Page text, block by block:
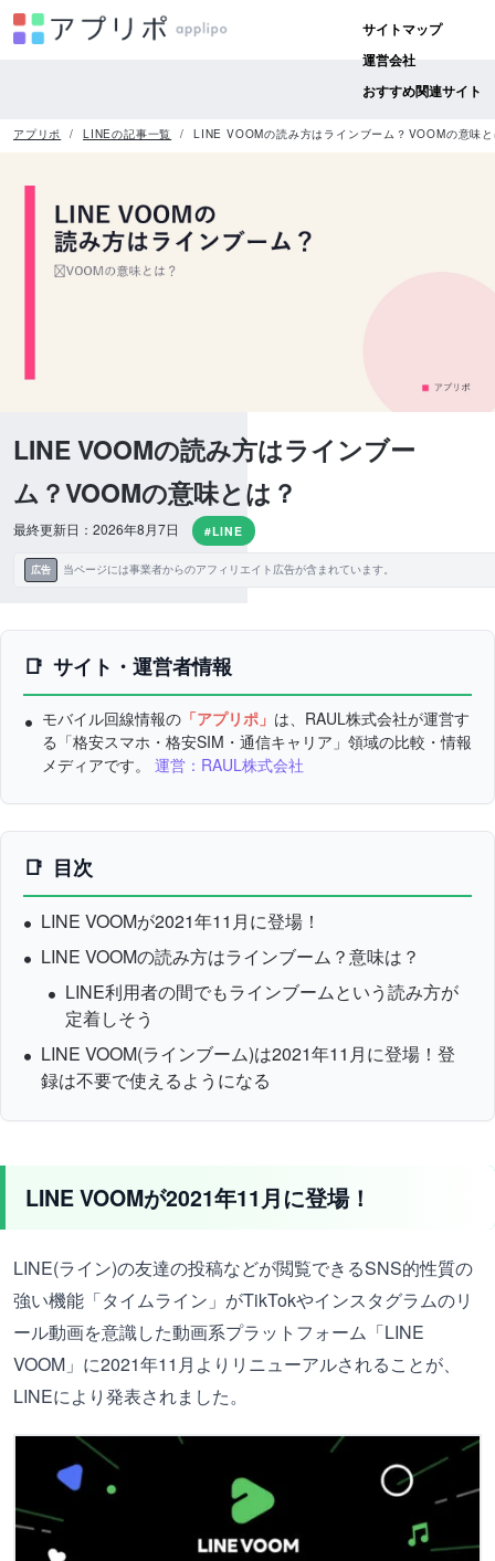
サイトマップ
運営会社
おすすめ関連サイト
アプリポ LINEの記事一覧 LINE VOOMの読み方はラインブーム？VOOMの意味
LINE VOOMの読み方はラインブー
ム？VOOMの意味とは？
最終更新日：2026年8月7日 #LINE
広告 当ページには事業者からのアフィリエイト広告が含まれています。
サイト・運営者情報
モバイル回線情報の 「アプリポ」 は、RAUL株式会社が運営す
る「格安スマホ・格安SIM・通信キャリア」領域の比較・情報
メディアです。 運営：RAUL株式会社
目次
LINE VOOMが2021年11月に登場！
LINE VOOMの読み方はラインブーム？意味は？
LINE利用者の間でもラインブームという読み方が
定着しそう
LINE VOOM(ラインブーム)は2021年11月に登場！登
録は不要で使えるようになる
LINE VOOMが2021年11月に登場！
LINE(ライン)の友達の投稿などが閲覧できるSNS的性質の
強い機能「タイムライン」がTikTokやインスタグラムのリ
ール動画を意識した動画系プラットフォーム「LINE
VOOM」に2021年11月よりリニューアルされることが、
LINEにより発表されました。